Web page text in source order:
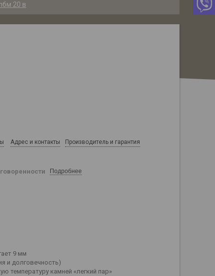
20 в
Адрес и контакты Производитель и гарантия
Подробнее
9 мм
и долговечность)
температуру камней «легкий пар»